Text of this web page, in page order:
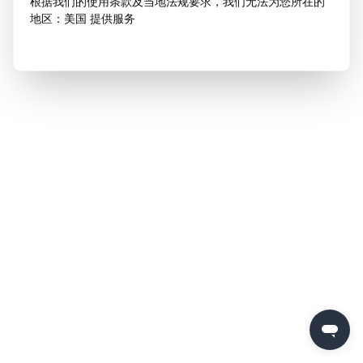
地区：美国 提供服务